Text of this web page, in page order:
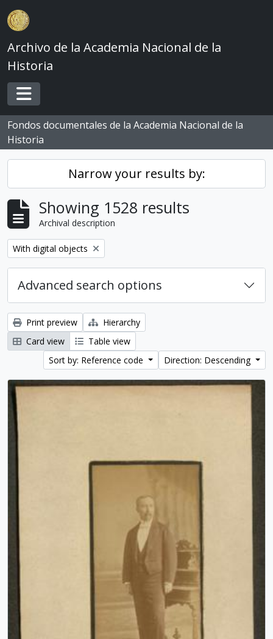
Skip to main content
Archivo de la Academia Nacional de la
Historia
Toggle navigation
Fondos documentales de la Academia Nacional de la
Historia
Narrow your results by:
Showing 1528 results
Archival description
Remove filter:
With digital objects
Advanced search options
Print preview
Hierarchy
Card view
Table view
Sort by: Reference code
Direction: Descending